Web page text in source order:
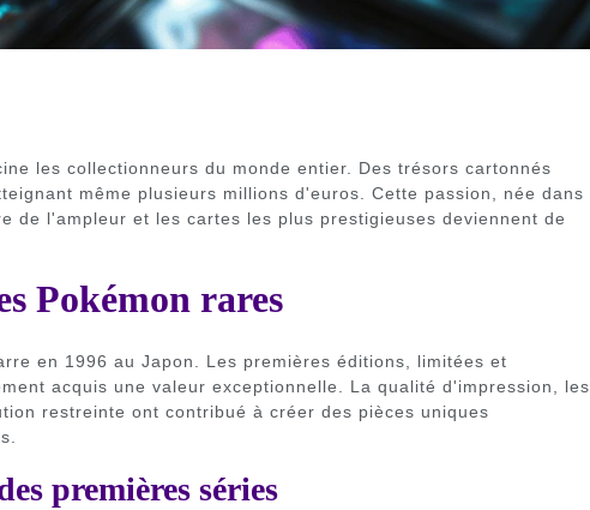
les collectionneurs du monde entier. Des trésors cartonnés
même plusieurs millions d'euros. Cette passion, née dans
de l'ampleur et les cartes les plus prestigieuses deviennent de
Pokémon rares
en 1996 au Japon. Les premières éditions, limitées et
acquis une valeur exceptionnelle. La qualité d'impression, les
restreinte ont contribué à créer des pièces uniques
premières séries